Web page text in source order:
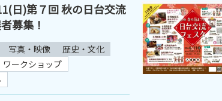
日)第７回 秋の日台交流
募集！
写真・映像
歴史・文化
ワークショップ